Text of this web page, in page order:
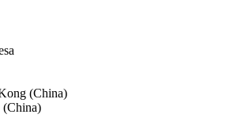
(China)
(China)